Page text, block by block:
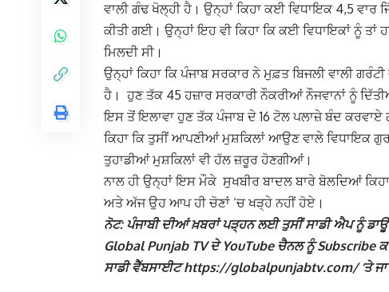
ਵਾਲੀ ਗੰਢ ਖੋਲ੍ਹੀ ਹੈ। ਉਨ੍ਹਾਂ ਕਿਹਾ ਕਈ ਵਿਧਾਇਕ 4,5
ਕੀਤੀ ਗਈ। ਉਨ੍ਹਾਂ ਇਹ ਵੀ ਕਿਹਾ ਕਿ ਕਈ ਵਿਧਾਇਕਾਂ ਨੂੰ ਤਾਂ
ਮਿਲਦੀ ਸੀ।
ਉਨ੍ਹਾਂ ਕਿਹਾ ਕਿ ਪੰਜਾਬ ਸਰਕਾਰ ਨੇ ਮੁਫ਼ਤ ਬਿਜਲੀ ਵਾਲੀ
ਹੈ। ਹੁਣ ਤੱਕ 45 ਹਜ਼ਾਰ ਸਰਕਾਰੀ ਨੌਕਰੀਆਂ ਨੌਜਵਾਨਾਂ ਨੂੰ
ਇਸ ਤੋਂ ਇਲਾਵਾ ਹੁਣ ਤੱਕ ਪੰਜਾਬ ਦੇ 16 ਟੋਲ ਪਲਾਜ਼ੇ ਬੰਦ
ਕਿਹਾ ਕਿ ਤੁਸੀਂ ਆਪਣੀਆਂ ਮੁਸ਼ਕਿਲਾਂ ਆਉਣ ਵਾਲੇ ਵਿਧਾਇਕ
ਤੁਹਾਡੀਆਂ ਮੁਸ਼ਕਿਲਾਂ ਵੀ ਹੱਲ ਜ਼ਰੂਰ ਹੋਣਗੀਆਂ।
ਨਾਲ ਹੀ ਉਨ੍ਹਾਂ ਇਸ ਮੌਕੇ ਸੁਖਬੀਰ ਬਾਦਲ ਬਾਰੇ ਬੋਲਦਿਆਂ
ਅਤੇ ਅੱਜ ਉਹ ਆਪ ਹੀ ਚੋਣਾਂ ‘ਚ ਖੜ੍ਹੇ ਨਹੀਂ ਹੋਏ।
ਨੋਟ: ਪੰਜਾਬੀ ਦੀਆਂ ਖ਼ਬਰਾਂ ਪੜ੍ਹਨ ਲਈ ਤੁਸੀਂ ਸਾਡੀ ਐਪ ਨੂੰ
Global Punjab TV ਦੇ YouTube ਚੈਨਲ ਨੂੰ Subscribe
ਸਾਡੀ ਵੈੱਬਸਾਈਟ https://globalpunjabtv.com/ ‘ਤੇ